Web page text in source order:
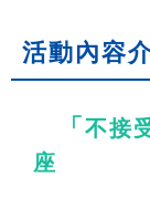
活動內容
「 不接
座